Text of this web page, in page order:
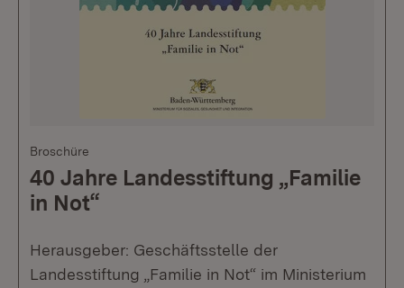
Broschüre
40 Jahre Landesstiftung „Familie
in Not“
Herausgeber: Geschäftsstelle der
Landesstiftung „Familie in Not“ im Ministerium